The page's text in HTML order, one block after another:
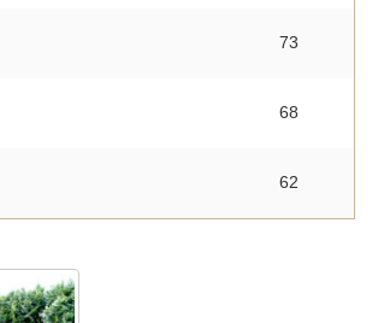
73
68
62